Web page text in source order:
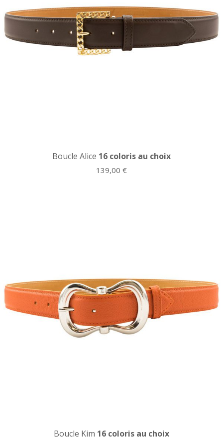
Boucle Alice 16 coloris au choix
139,00 €
Boucle Kim 16 coloris au choix